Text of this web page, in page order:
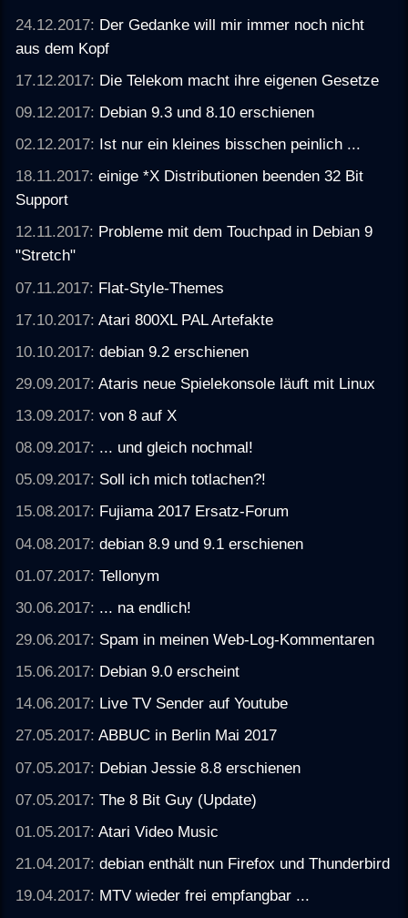
24.12.2017: Der Gedanke will mir immer noch nicht
aus dem Kopf
17.12.2017: Die Telekom macht ihre eigenen Gesetze
09.12.2017: Debian 9.3 und 8.10 erschienen
02.12.2017: Ist nur ein kleines bisschen peinlich ...
18.11.2017:einige *X Distributionen beenden 32 Bit
Support
12.11.2017: Probleme mit dem Touchpad in Debian 9
"Stretch"
07.11.2017: Flat-Style-Themes
17.10.2017:Atari 800XL PAL Artefakte
10.10.2017:debian 9.2 erschienen
29.09.2017:Ataris neue Spielekonsole läuft mit Linux
13.09.2017:von 8 auf X
08.09.2017: ... und gleich nochmal!
05.09.2017: Soll ich mich totlachen?!
15.08.2017: Fujiama 2017 Ersatz-Forum
04.08.2017:debian 8.9 und 9.1 erschienen
01.07.2017:Tellonym
30.06.2017: ... na endlich!
29.06.2017: Spam in meinen Web-Log-Kommentaren
15.06.2017: Debian 9.0 erscheint
14.06.2017: Live TV Sender auf Youtube
27.05.2017:ABBUC in Berlin Mai 2017
07.05.2017: Debian Jessie 8.8 erschienen
07.05.2017:The 8 Bit Guy (Update)
01.05.2017:Atari Video Music
21.04.2017:debian enthält nun Firefox und Thunderbird
19.04.2017: MTV wieder frei empfangbar ...